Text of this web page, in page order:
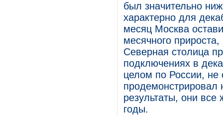
был значительно
характерно для
месяц Москва
месячного
Северная столица
подключениях в
целом по России, не
продемонстрировал
результаты, они
годы.